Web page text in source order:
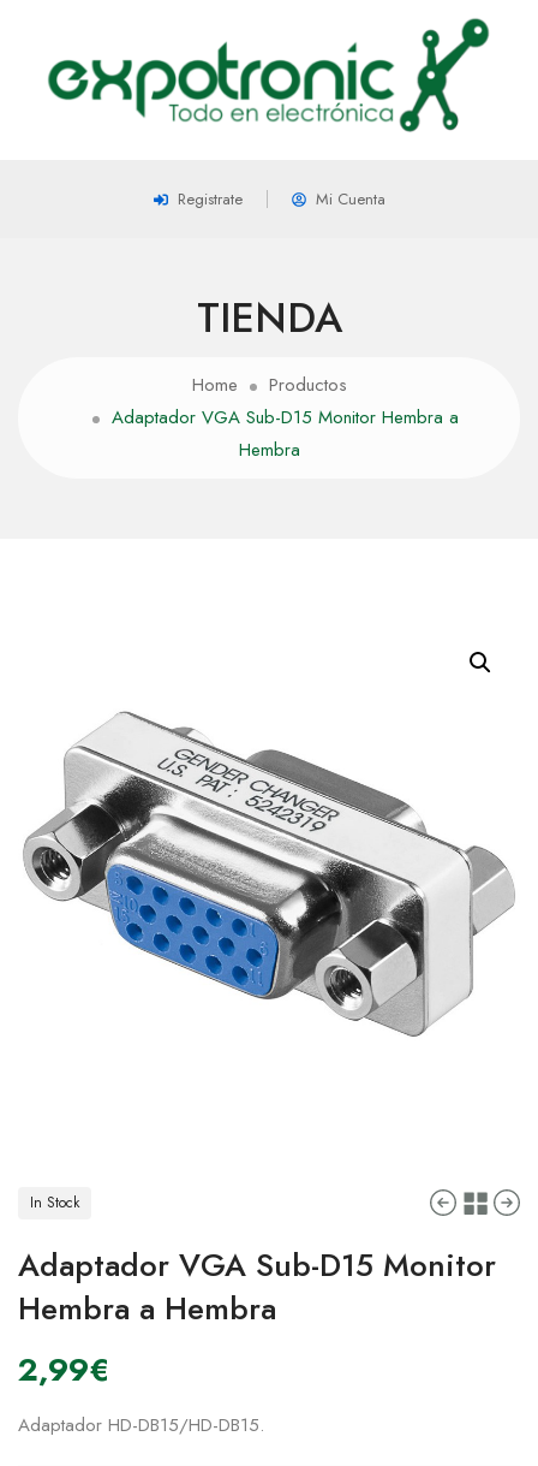
Registrate Mi Cuenta
TIENDA
Home
Productos
Adaptador VGA Sub-D15 Monitor Hembra a
Hembra
In Stock
Adaptador VGA Sub-D15 Monitor
Hembra a Hembra
2,99€
Adaptador HD-DB15/HD-DB15.